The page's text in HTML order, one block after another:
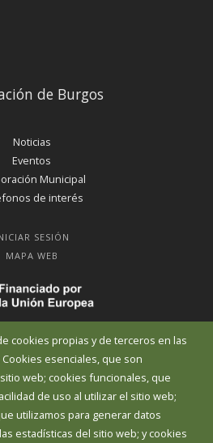
cookies propias y de terceros en las
esenciales, que son
web; cookies funcionales, que
de uso al utilizar el sitio web;
utilizamos para generar datos
estadísticas del sitio web; y cookies
de Burgos
Noticias
Eventos
Municipal
de interés
SESIÓN
MAPA WEB